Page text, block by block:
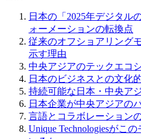
日本の「2025年デジタル
ォーメーションの転換点
従来のオフショアリング
示す理由
中央アジアのテックエコ
日本のビジネスとの文化
持続可能な日本・中央ア
日本企業が中央アジアの
言語とコラボレーション
Unique Technologiesがこ